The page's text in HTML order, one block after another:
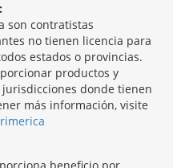
son contratistas
no tienen licencia para
estados o provincias.
productos y
donde tienen
más información, visite